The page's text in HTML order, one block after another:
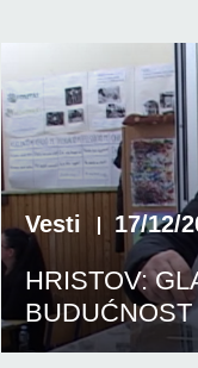
Vesti 17/12/
HRISTOV: